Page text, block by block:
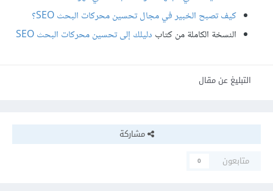
كيف تصبح الخبير في مجال تحسين محركات البحث SEO؟
النسخة الكاملة من كتاب دليلك إلى تحسين محركات البحث SEO
التبليغ عن مقال
مشاركة
متابعون
0